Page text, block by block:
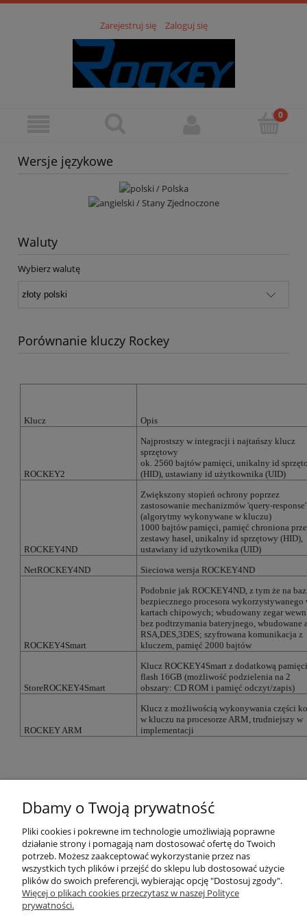
Zarejestruj się Zaloguj się
Wersje językowe
Waluty
Wybierz walutę
Porównanie kluczy Rockey
Klucz Opis
ROCKEY2
Najprostszy w integracji i najtańszy klucz
sprzętowy
ok. 2560 bajtów pamięci, unikalny id
(HID), ustawiany id użytkownika (UID)
ROCKEY4ND
Zwiększony stopień ochrony poprzez
zastosowanie mechanizmów 'query-response'
(algorytmy wykonywane w kluczu)
1000 bajtów pamięci, pamięć chroniona
zestawy haseł, unikalny id sprzętowy (HID),
ustawiany id użytkownika (UID)
NetROCKEY4ND
Sieciowa wersja ROCKEY4ND
ROCKEY4Smart
Podobnie jak ROCKEY4ND, z tym że na
bezpiecznego procesora wykorzystywanego
kartach chipowych; wbudowany zegar
bez podtrzymania bateryjnego, wbudowane
RSA,DES,3DES; szyfrowana komunikacja z
kluczem, pamięć 2000 bajtów
StoreROCKEY4Smart
Klucz ROCKEY4Smart z dodatkową
flash 16GB (możliwość podzielenia na 2
obszary: CD ROM i pamięć odczyt/zapis)
ROCKEY ARM
Klucz z możliwością wykonywania części
w kluczu na procesorze ARM, trudniejszy w
implementacji
Moje konto
Kontakt
Dbamy o Twoją prywatność
Pliki cookies i pokrewne im technologie umożliwiają poprawne
działanie strony i pomagają nam dostosować ofertę do Twoich
potrzeb. Możesz zaakceptować wykorzystanie przez nas
wszystkich tych plików i przejść do sklepu lub dostosować użycie
plików do swoich preferencji, wybierając opcję "Dostosuj zgody".
Więcej o plikach cookies przeczytasz w naszej Polityce
prywatności.